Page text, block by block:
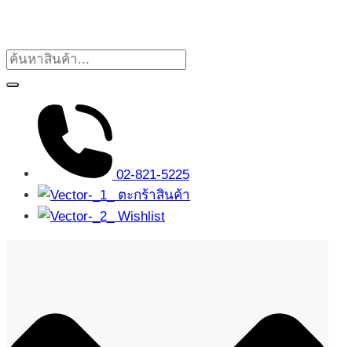
02-821-5225
ตะกร้าสินค้า
Wishlist